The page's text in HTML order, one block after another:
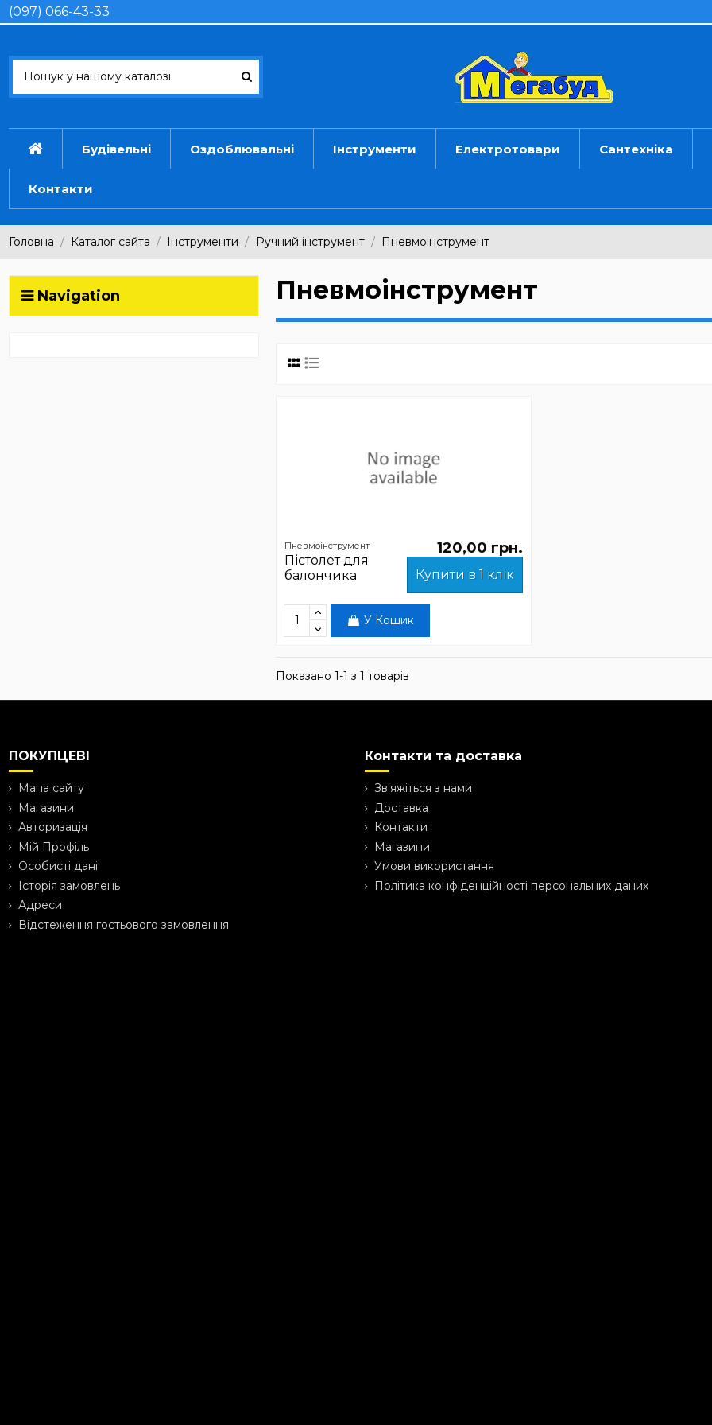
(097) 066-43-33
Будівельні Оздоблювальні Інструменти Електротовари Сантехніка
Контакти
Головна Каталог сайта Інструменти Ручний інструмент Пневмоінструмент
Пневмоінструмент
Пневмоінструмент
Пістолет для
балончика
120,00 грн.
Купити в 1 клік
У Кошик
Показано 1-1 з 1 товарів
Navigation
ПОКУПЦЕВІ
Мапа сайту
Магазини
Авторизація
Мій Профіль
Особисті дані
Історія замовлень
Адреси
Відстеження гостьового замовлення
Контакти та доставка
Зв'яжіться з нами
Доставка
Контакти
Магазини
Умови використання
Політика конфіденційності персональних даних